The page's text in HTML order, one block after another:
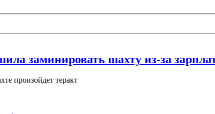
заминировать шахту из-за
произойдет теракт